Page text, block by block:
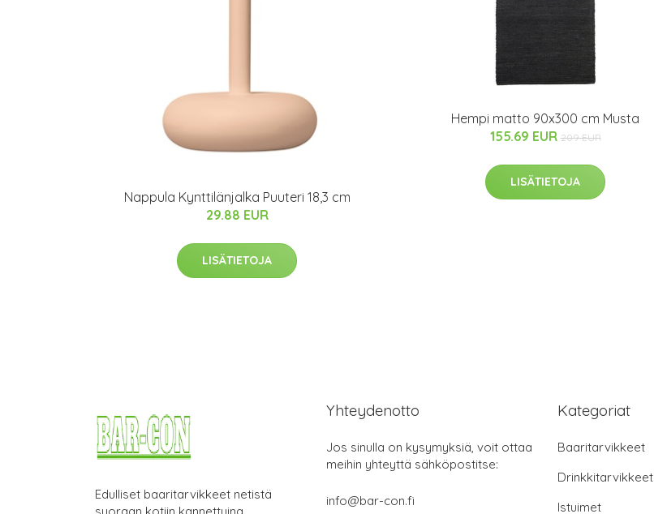
Nappula Kynttilänjalka Puuteri 18,3 cm
29.88 EUR
LISÄTIETOJA
Hempi matto 90x300 cm Musta
155.69 EUR 209 EUR
LISÄTIETOJA
Edulliset baaritarvikkeet netistä
Yhteydenotto
Jos sinulla on kysymyksiä, voit ottaa
meihin yhteyttä sähköpostitse:
info@bar-con.fi
Kategoriat
Baaritarvikkeet
Drinkkitarvikkeet
Istuimet